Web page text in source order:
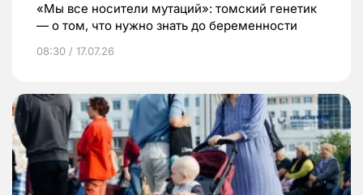
«Мы все носители мутаций»: томский генетик
— о том, что нужно знать до беременности
08:30 / 17.07.26